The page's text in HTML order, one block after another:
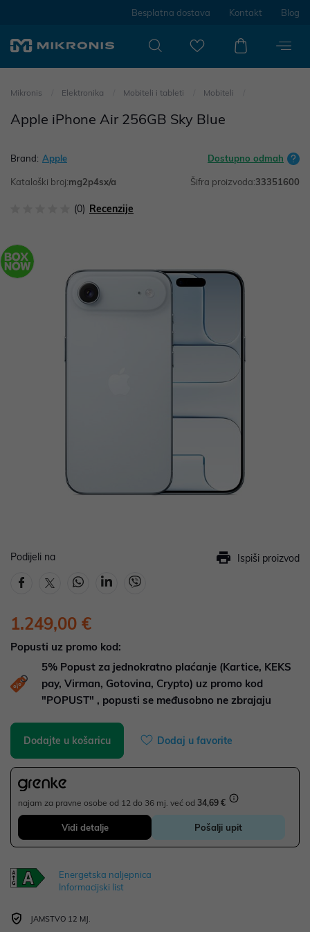
Besplatna dostava Kontakt Blog
Mikronis Elektronika Mobiteli i tableti Mobiteli
Apple iPhone Air 256GB Sky Blue
Brand: Apple Dostupno odmah
Kataloški broj:mg2p4sx/a Šifra proizvoda:33351600
(0) Recenzije
Podijeli na Ispiši proizvod
1.249,00 €
Popusti uz promo kod:
5% Popust za jednokratno plaćanje (Kartice, KEKS
pay, Virman, Gotovina, Crypto) uz promo kod
"POPUST" , popusti se međusobno ne zbrajaju
Dodajte u košaricu Dodaj u favorite
najam za pravne osobe od 12 do 36 mj. već od 34,69 €
Vidi detalje Pošalji upit
Energetska naljepnica
Informacijski list
JAMSTVO 12 MJ.